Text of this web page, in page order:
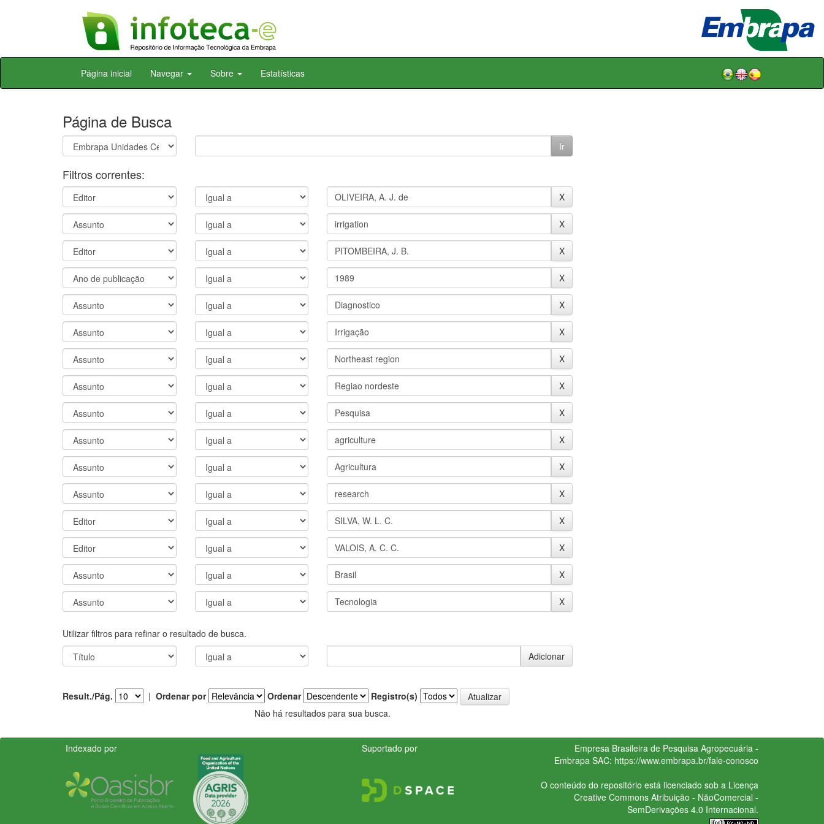
Skip
Página inicial Navegar Sobre Estatísticas
Página de Busca
Filtros correntes:
Utilizar filtros para refinar o resultado de busca.
Result./Pág. | Ordenar por Ordenar
Registro(s)
Não há resultados para sua busca.
Indexado por Suportado por
Empresa Brasileira de Pesquisa Agropecuária -
Embrapa SAC: https://www.embrapa.br/fale-conosco
O conteúdo do repositório está licenciado sob a Licença
Creative CommonsAtribuição - NãoComercial -
SemDerivações 4.0 Internacional.